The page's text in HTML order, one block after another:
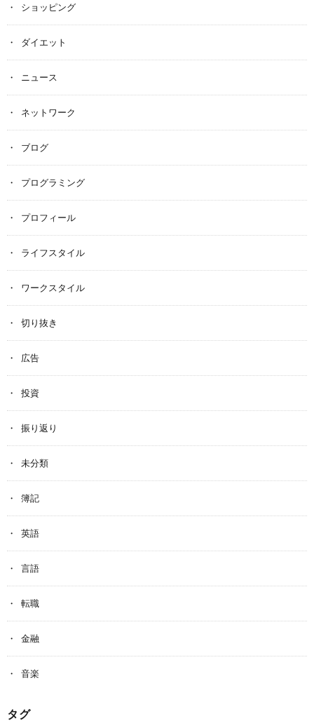
ショッピング
ダイエット
ニュース
ネットワーク
ブログ
プログラミング
プロフィール
ライフスタイル
ワークスタイル
切り抜き
広告
投資
振り返り
未分類
簿記
英語
言語
転職
金融
音楽
タグ